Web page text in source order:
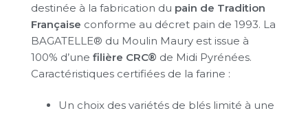
destinée à la fabrication du pain de Tradition
Française conforme au décret pain de 1993. La
BAGATELLE® du Moulin Maury est issue à
100% d’une filière CRC® de Midi Pyrénées.
Caractéristiques certifiées de la farine :
Un choix des variétés de blés limité à une